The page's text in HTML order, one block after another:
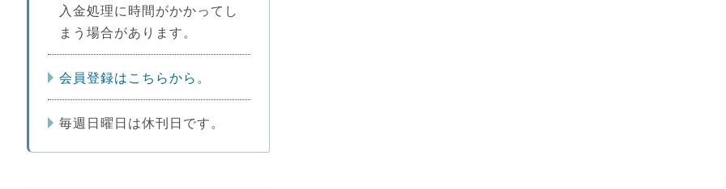
入金処理に時間がかかってし
まう場合があります。
会員登録はこちらから。
毎週日曜日は休刊日です。